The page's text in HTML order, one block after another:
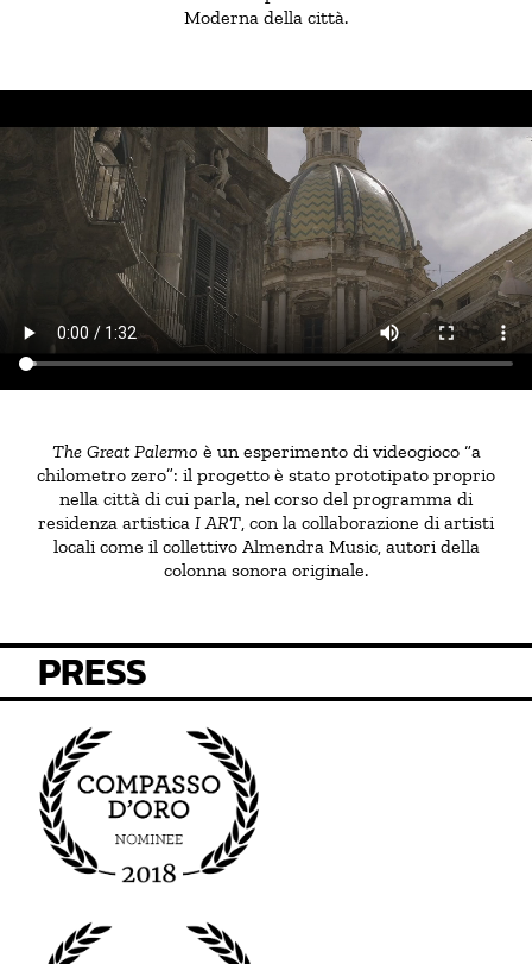
Moderna della città.
The Great Palermo è un esperimento di videogioco “a
chilometro zero”: il progetto è stato prototipato proprio
nella città di cui parla, nel corso del programma di
residenza artistica I ART, con la collaborazione di artisti
locali come il collettivo Almendra Music, autori della
colonna sonora originale.
PRESS